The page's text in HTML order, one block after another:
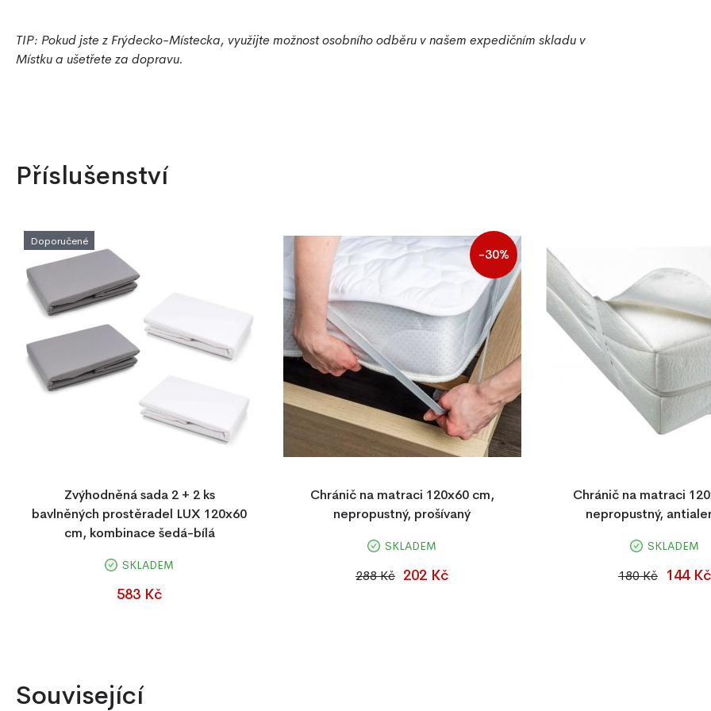
TIP: Pokud jste z Frýdecko-Místecka, využijte možnost osobního odběru v našem expedičním skladu v
Místku a ušetřete za dopravu.
Příslušenství
Doporučené
Zvýhodněná sada 2 + 2 ks
bavlněných prostěradel LUX 120x60
cm, kombinace šedá-bílá
Sada 2+2 ks bavlněných prostěradel LUX
100% bavlna s gumkou po obvodu zajistí
SKLADEM
583 Kč
-30%
Chránič na matraci 120x60 cm,
nepropustný, prošívaný
Prošívaný nepropustný chránič matrace
hygienický, pratelný do 95 °C, s gumičkami
SKLADEM
288 Kč 202 Kč
Chránič na matraci
nepropustný,
Nepropustný chránič matrace
Antialergický, hygienický,
SKLADEM
180 Kč 144 Kč
Související